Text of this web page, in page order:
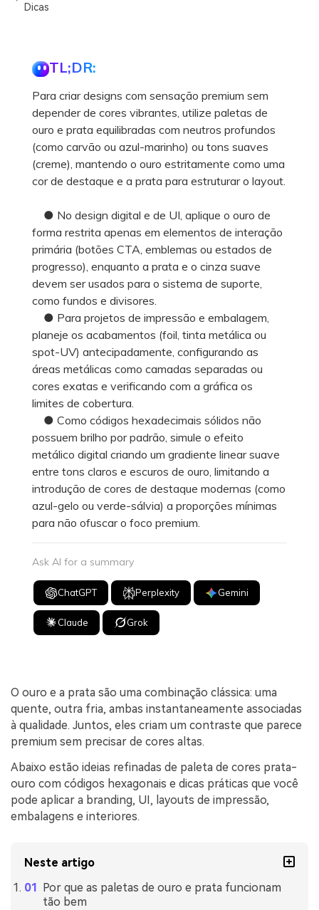
Dicas
TL;DR:
Para criar designs com sensação premium sem
depender de cores vibrantes, utilize paletas de
ouro e prata equilibradas com neutros profundos
(como carvão ou azul-marinho) ou tons suaves
(creme), mantendo o ouro estritamente como uma
cor de destaque e a prata para estruturar o layout.
● No design digital e de UI, aplique o ouro de
forma restrita apenas em elementos de interação
primária (botões CTA, emblemas ou estados de
progresso), enquanto a prata e o cinza suave
devem ser usados para o sistema de suporte,
como fundos e divisores.
● Para projetos de impressão e embalagem,
planeje os acabamentos (foil, tinta metálica ou
spot-UV) antecipadamente, configurando as
áreas metálicas como camadas separadas ou
cores exatas e verificando com a gráfica os
limites de cobertura.
● Como códigos hexadecimais sólidos não
possuem brilho por padrão, simule o efeito
metálico digital criando um gradiente linear suave
entre tons claros e escuros de ouro, limitando a
introdução de cores de destaque modernas (como
azul-gelo ou verde-sálvia) a proporções mínimas
para não ofuscar o foco premium.
Ask AI for a summary
ChatGPT Perplexity Gemini
Claude Grok
O ouro e a prata são uma combinação clássica: uma
quente, outra fria, ambas instantaneamente associadas
à qualidade. Juntos, eles criam um contraste que parece
premium sem precisar de cores altas.
Abaixo estão ideias refinadas de paleta de cores prata-
ouro com códigos hexagonais e dicas práticas que você
pode aplicar a branding, UI, layouts de impressão,
embalagens e interiores.
Neste artigo
Por que as paletas de ouro e prata funcionam
tão bem